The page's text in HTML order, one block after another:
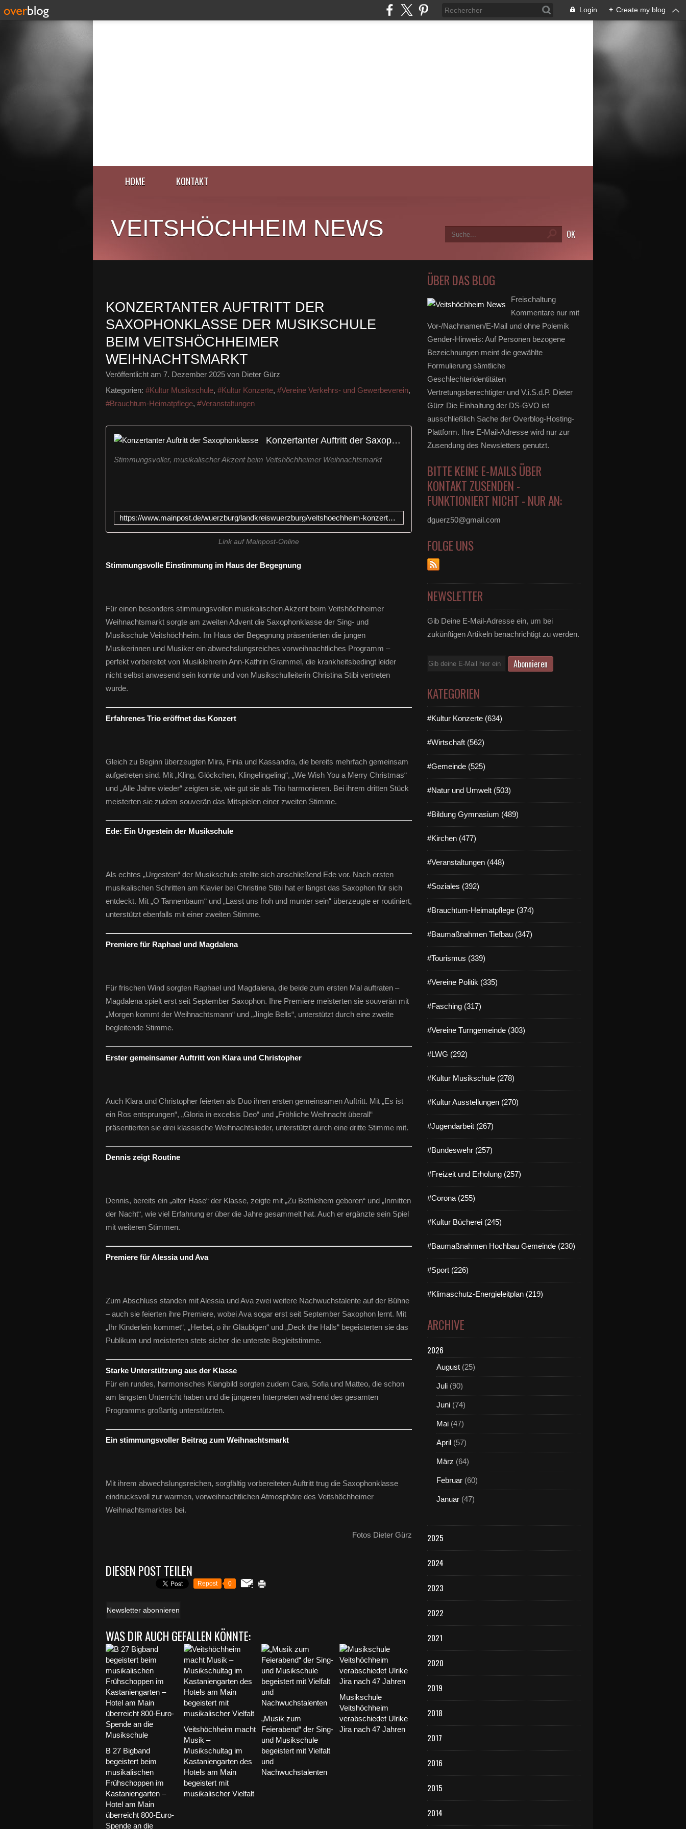
Login + Create my blog
HOME KONTAKT
VEITSHÖCHHEIM NEWS
KONZERTANTER AUFTRITT DER
SAXOPHONKLASSE DER MUSIKSCHULE
BEIM VEITSHÖCHHEIMER
WEIHNACHTSMARKT
Veröffentlicht am 7. Dezember 2025 von Dieter Gürz
Kategorien: #Kultur Musikschule, #Kultur Konzerte, #Vereine Verkehrs- und Gewerbeverein,
#Brauchtum-Heimatpflege, #Veranstaltungen
Konzertanter Auftritt der Saxophonklasse
Stimmungsvoller, musikalischer Akzent beim Veitshöchheimer Weihnachtsmarkt
https://www.mainpost.de/wuerzburg/landkreiswuerzburg/veitshoechheim-konzertanter-auftritt-der-saxophonklasse-112949517
Link auf Mainpost-Online
Stimmungsvolle Einstimmung im Haus der Begegnung
Für einen besonders stimmungsvollen musikalischen Akzent beim Veitshöchheimer
Weihnachtsmarkt sorgte am zweiten Advent die Saxophonklasse der Sing- und
Musikschule Veitshöchheim. Im Haus der Begegnung präsentierten die jungen
Musikerinnen und Musiker ein abwechslungsreiches vorweihnachtliches Programm –
perfekt vorbereitet von Musiklehrerin Ann-Kathrin Grammel, die krankheitsbedingt leider
nicht selbst anwesend sein konnte und von Musikschulleiterin Christina Stibi vertreten
wurde.
Erfahrenes Trio eröffnet das Konzert
Gleich zu Beginn überzeugten Mira, Finia und Kassandra, die bereits mehrfach gemeinsam
aufgetreten sind. Mit „Kling, Glöckchen, Klingelingeling“, „We Wish You a Merry Christmas“
und „Alle Jahre wieder“ zeigten sie, wie gut sie als Trio harmonieren. Bei ihrem dritten Stück
meisterten sie zudem souverän das Mitspielen einer zweiten Stimme.
Ede: Ein Urgestein der Musikschule
Als echtes „Urgestein“ der Musikschule stellte sich anschließend Ede vor. Nach ersten
musikalischen Schritten am Klavier bei Christine Stibi hat er längst das Saxophon für sich
entdeckt. Mit „O Tannenbaum“ und „Lasst uns froh und munter sein“ überzeugte er routiniert,
unterstützt ebenfalls mit einer zweiten Stimme.
Premiere für Raphael und Magdalena
Für frischen Wind sorgten Raphael und Magdalena, die beide zum ersten Mal auftraten –
Magdalena spielt erst seit September Saxophon. Ihre Premiere meisterten sie souverän mit
„Morgen kommt der Weihnachtsmann“ und „Jingle Bells“, unterstützt durch eine zweite
begleitende Stimme.
Erster gemeinsamer Auftritt von Klara und Christopher
Auch Klara und Christopher feierten als Duo ihren ersten gemeinsamen Auftritt. Mit „Es ist
ein Ros entsprungen“, „Gloria in excelsis Deo“ und „Fröhliche Weihnacht überall“
präsentierten sie drei klassische Weihnachtslieder, unterstützt durch eine dritte Stimme mit.
Dennis zeigt Routine
Dennis, bereits ein „alter Hase“ der Klasse, zeigte mit „Zu Bethlehem geboren“ und „Inmitten
der Nacht“, wie viel Erfahrung er über die Jahre gesammelt hat. Auch er ergänzte sein Spiel
mit weiteren Stimmen.
Premiere für Alessia und Ava
Zum Abschluss standen mit Alessia und Ava zwei weitere Nachwuchstalente auf der Bühne
– auch sie feierten ihre Premiere, wobei Ava sogar erst seit September Saxophon lernt. Mit
„Ihr Kinderlein kommet“, „Herbei, o ihr Gläubigen“ und „Deck the Halls“ begeisterten sie das
Publikum und meisterten stets sicher die unterste Begleitstimme.
Starke Unterstützung aus der Klasse
Für ein rundes, harmonisches Klangbild sorgten zudem Cara, Sofia und Matteo, die schon
am längsten Unterricht haben und die jüngeren Interpreten während des gesamten
Programms großartig unterstützten.
Ein stimmungsvoller Beitrag zum Weihnachtsmarkt
Mit ihrem abwechslungsreichen, sorgfältig vorbereiteten Auftritt trug die Saxophonklasse
eindrucksvoll zur warmen, vorweihnachtlichen Atmosphäre des Veitshöchheimer
Weihnachtsmarktes bei.
Fotos Dieter Gürz
DIESEN POST TEILEN
Repost 0
Newsletter abonnieren
WAS DIR AUCH GEFALLEN KÖNNTE:
B 27 Bigband
begeistert beim
musikalischen
Frühschoppen im
Kastaniengarten –
Hotel am Main
überreicht 800-Euro-
Spende an die
Veitshöchheim macht
Musik –
Musikschultag im
Kastaniengarten des
Hotels am Main
begeistert mit
musikalischer Vielfalt
„Musik zum
Feierabend“ der Sing-
und Musikschule
begeistert mit Vielfalt
und
Nachwuchstalenten
Musikschule
Veitshöchheim
verabschiedet Ulrike
Jira nach 47 Jahren
ÜBER DAS BLOG
Freischaltung
Kommentare nur mit
Vor-/Nachnamen/E-Mail und ohne Polemik
Gender-Hinweis: Auf Personen bezogene
Bezeichnungen meint die gewählte
Formulierung sämtliche
Geschlechteridentitäten
Vertretungsberechtigter und V.i.S.d.P. Dieter
Gürz Die Einhaltung der DS-GVO ist
ausschließlich Sache der Overblog-Hosting-
Plattform. Ihre E-Mail-Adresse wird nur zur
Zusendung des Newsletters genutzt.
BITTE KEINE E-MAILS ÜBER
KONTAKT ZUSENDEN -
FUNKTIONIERT NICHT - NUR AN:
dguerz50@gmail.com
FOLGE UNS
NEWSLETTER
Gib Deine E-Mail-Adresse ein, um bei
zukünftigen Artikeln benachrichtigt zu werden.
E-
KATEGORIEN
#Kultur Konzerte (634)
#Wirtschaft (562)
#Gemeinde (525)
#Natur und Umwelt (503)
#Bildung Gymnasium (489)
#Kirchen (477)
#Veranstaltungen (448)
#Soziales (392)
#Brauchtum-Heimatpflege (374)
#Baumaßnahmen Tiefbau (347)
#Tourismus (339)
#Vereine Politik (335)
#Fasching (317)
#Vereine Turngemeinde (303)
#LWG (292)
#Kultur Musikschule (278)
#Kultur Ausstellungen (270)
#Jugendarbeit (267)
#Bundeswehr (257)
#Freizeit und Erholung (257)
#Corona (255)
#Kultur Bücherei (245)
#Baumaßnahmen Hochbau Gemeinde (230)
#Sport (226)
#Klimaschutz-Energieleitplan (219)
ARCHIVE
2026
August (25)
Juli (90)
Juni (74)
Mai (47)
April (57)
März (64)
Februar (60)
Januar (47)
2025
2024
2023
2022
2021
2020
2019
2018
2017
2016
2015
2014